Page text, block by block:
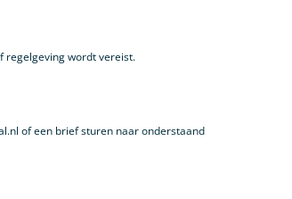
regelgeving wordt vereist.
of een brief sturen naar onderstaand